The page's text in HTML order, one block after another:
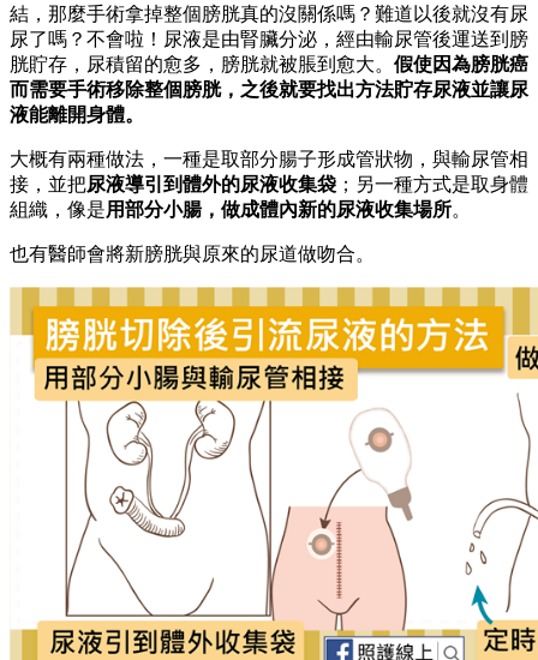
結，那麼手術拿掉整個膀胱真的沒關係嗎？難道以後就沒有尿
尿了嗎？不會啦！尿液是由腎臟分泌，經由輸尿管後運送到膀
胱貯存，尿積留的愈多，膀胱就被脹到愈大。 假使因為膀胱癌
而需要手術移除整個膀胱，之後就要找出方法貯存尿液並讓尿
液能離開身體。
大概有兩種做法，一種是取部分腸子形成管狀物，與輸尿管相
接，並把尿液導引到體外的尿液收集袋 ；另一種方式是取身體
組織，像是用部分小腸，做成體內新的尿液收集場所。
也有醫師會將新膀胱與原來的尿道做吻合。